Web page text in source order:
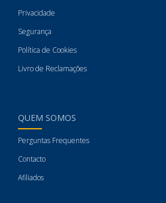
Privacidade
Segurança
Política de Cookies
Livro de Reclamações
QUEM SOMOS
Perguntas Frequentes
Contacto
Afiliados